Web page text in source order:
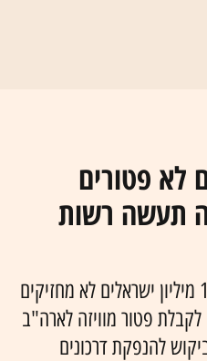
לא פטורים
תעשה רשות
לפי נתוני רשות האוכלוסין, 1.8 מיליון ישראלים לא מחזיקים
לקבלת פטור מוויזה לארה"ב
להנפקת דרכונים